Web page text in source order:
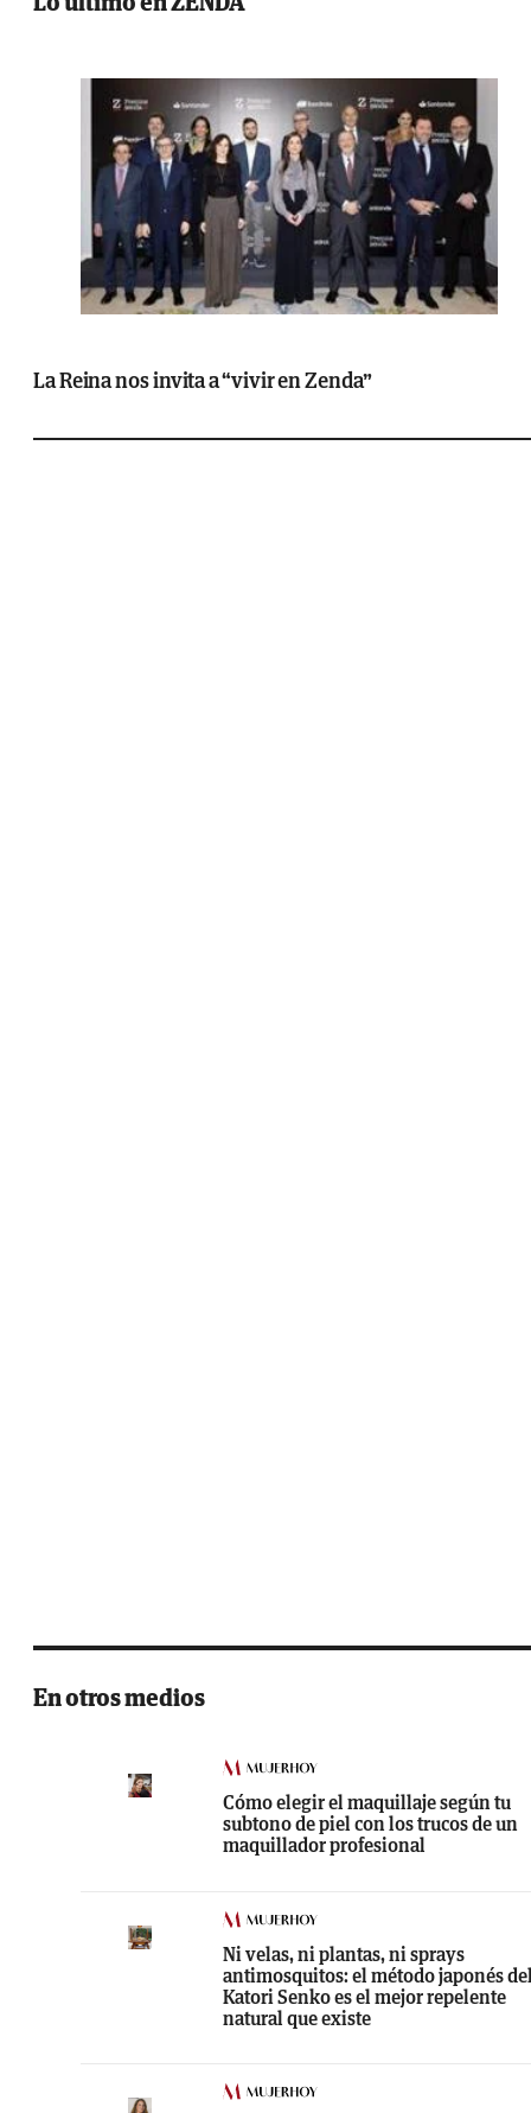
La Reina nos invita a “vivir en Zenda”
En otros medios
Cómo elegir el maquillaje según tu
subtono de piel con los trucos de un
maquillador profesional
Ni velas, ni plantas, ni sprays
antimosquitos: el método japonés
Katori Senko es el mejor repelente
natural que existe